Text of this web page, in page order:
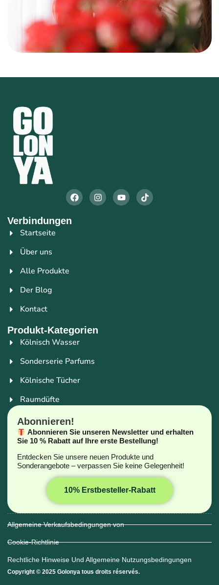
Verbindungen
Startseite
Über uns
Alle Produkte
Der Blog
Kontact
Produkt-Kategorien
Kölnisch Wasser
Sonderserie Parfums
Kölnische Tücher
Raumdüfte
Abonnieren!
Abonnieren Sie unseren Newsletter und erhalten
Sie 10 % Rabatt auf Ihre erste Bestellung!
Entdecken Sie unsere neuen Produkte und
Sonderangebote – verpassen Sie keine Gelegenheit!
10% Erstbesteller-Rabatt
Allgemeine Verkaufsbedingungen von
Cookie-Richtlinie
Rechtliche Hinweise Und Allgemeine Nutzungsbedingungen
Copyright © 2025 Golonya tous droits réservés.